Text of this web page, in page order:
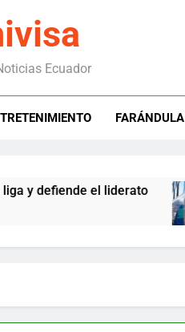
Ecuador
FARÁNDULA
el liderato